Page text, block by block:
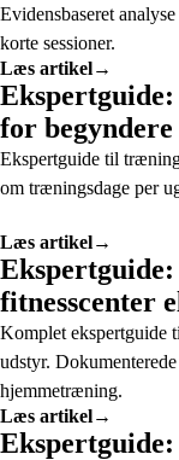
Evidensbaseret
korte sessioner.
Læs artikel→
for begyndere
Ekspertguide til
om træningsdage per
Læs artikel→
fitnesscenter
Komplet ekspertguide
udstyr.
hjemmetræning.
Læs artikel→